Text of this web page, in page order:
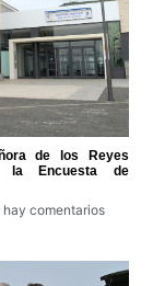
de los Reyes
la Encuesta de
hay comentarios